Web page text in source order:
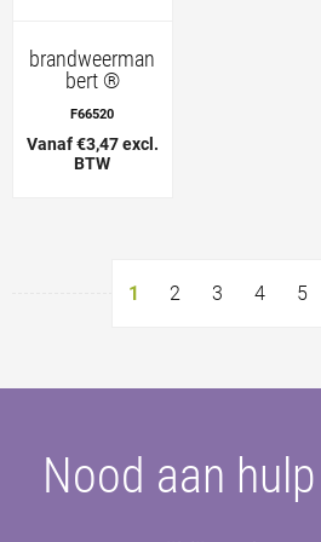
brandweerman
bert ®
F66520
Vanaf €3,47 excl.
BTW
1 2 3 4 5
Nood aan